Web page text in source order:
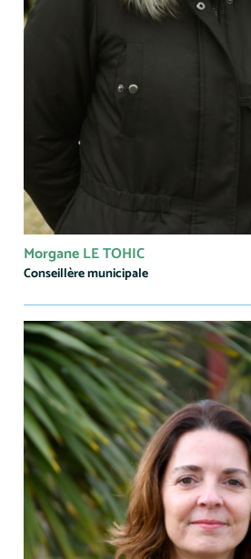
Morgane LE TOHIC
Conseillère municipale